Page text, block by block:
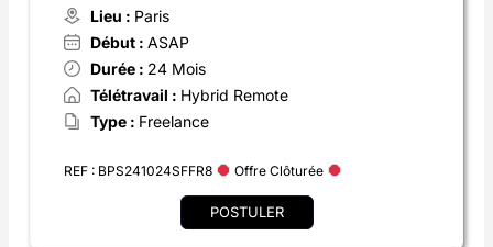
Lieu : Paris
Début :ASAP
Durée : 24 Mois
Télétravail : Hybrid Remote
Type : Freelance
REF : BPS241024SFFR8 Offre Clôturée
POSTULER